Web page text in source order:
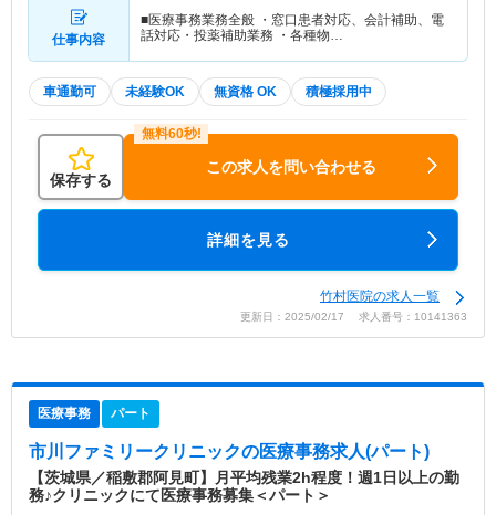
仕事内容
■医療事務業務全般 ・窓口患者対応、会計補助、電
話対応・投薬補助業務 ・各種物…
車通勤可 未経験OK 無資格 OK 積極採用中
保存する
この求人を問い合わせる
詳細を見る
竹村医院の求人一覧
更新日：2025/02/17 求人番号：10141363
医療事務 パート
市川ファミリークリニックの医療事務求人(パート)
【茨城県／稲敷郡阿見町】月平均残業2h程度！週1日以上の勤
務♪クリニックにて医療事務募集＜パート＞